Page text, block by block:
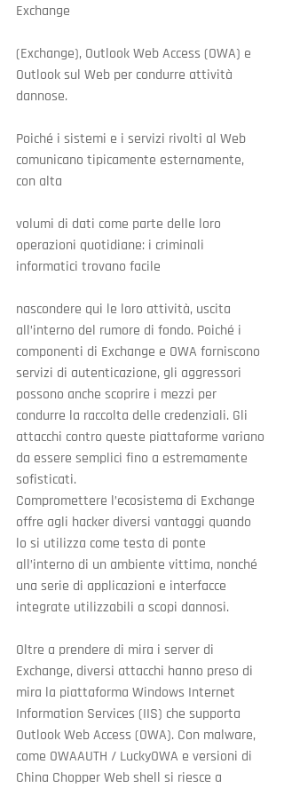
Exchange
(Exchange), Outlook Web Access (OWA) e
Outlook sul Web per condurre attività
dannose.
Poiché i sistemi e i servizi rivolti al Web
comunicano tipicamente esternamente,
con alta
volumi di dati come parte delle loro
operazioni quotidiane: i criminali
informatici trovano facile
nascondere qui le loro attività, uscita
all’interno del rumore di fondo. Poiché i
componenti di Exchange e OWA forniscono
servizi di autenticazione, gli aggressori
possono anche scoprire i mezzi per
condurre la raccolta delle credenziali. Gli
attacchi contro queste piattaforme variano
da essere semplici fino a estremamente
sofisticati.
Compromettere l’ecosistema di Exchange
offre agli hacker diversi vantaggi quando
lo si utilizza come testa di ponte
all’interno di un ambiente vittima, nonché
una serie di applicazioni e interfacce
integrate utilizzabili a scopi dannosi.
Oltre a prendere di mira i server di
Exchange, diversi attacchi hanno preso di
mira la piattaforma Windows Internet
Information Services (IIS) che supporta
Outlook Web Access (OWA). Con malware,
come OWAAUTH / LuckyOWA e versioni di
China Chopper Web shell si riesce a